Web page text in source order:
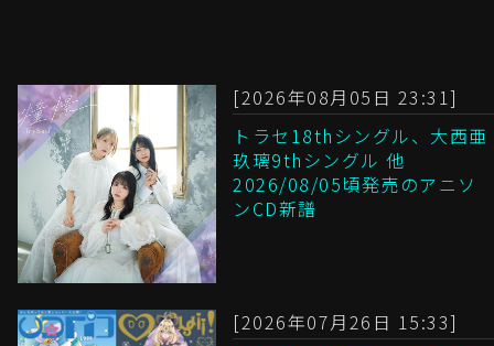
[2026年08月05日 23:31]
トラセ18thシングル、大西亜
玖璃9thシングル 他
2026/08/05頃発売のアニソ
ンCD新譜
[2026年07月26日 15:33]